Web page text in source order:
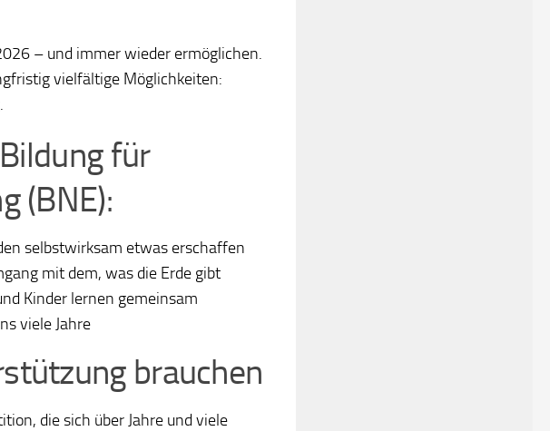
– und immer wieder ermöglichen.
vielfältige Möglichkeiten:
für
(BNE):
selbstwirksam etwas erschaffen
mit dem, was die Erde gibt
Kinder lernen gemeinsam
viele Jahre
brauchen
die sich über Jahre und viele